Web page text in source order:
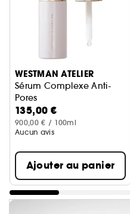
Ignorer le carrousel produits
WESTMAN ATELIER
Sérum Complexe Anti-
Pores
Serum visage
135,00 €
900,00 € / 100ml
Aucun avis
Ajouter au panier